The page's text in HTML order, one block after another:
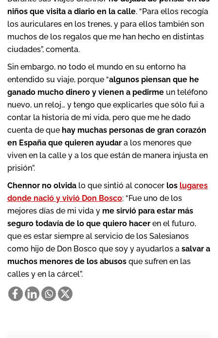
niños que visita a diario en la calle. “Para ellos recogía
los auriculares en los trenes, y para ellos también son
muchos de los regalos que me han hecho en distintas
ciudades”, comenta.
Sin embargo, no todo el mundo en su entorno ha
entendido su viaje, porque “algunos piensan que he
ganado mucho dinero y vienen a pedirme un teléfono
nuevo, un reloj… y tengo que explicarles que sólo fui a
contar la historia de mi vida, pero que me he dado
cuenta de que hay muchas personas de gran corazón
en España que quieren ayudar a los menores que
viven en la calle y a los que están de manera injusta en
prisión”.
Chennor no olvida lo que sintió al conocer los lugares
donde nació y vivió Don Bosco: “Fue uno de los
mejores días de mi vida y me sirvió para estar más
seguro todavía de lo que quiero hacer en el futuro,
que es estar siempre al servicio de los Salesianos
como hijo de Don Bosco que soy y ayudarlos a salvar a
muchos menores de los abusos que sufren en las
calles y en la cárcel”.